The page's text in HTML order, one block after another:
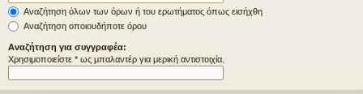
Αναζήτηση όλων των όρων ή του ερωτήματος όπως εισήχθη
Αναζήτηση οποιουδήποτε όρου
Αναζήτηση για συγγραφέα:
Χρησιμοποιείστε * ως μπαλαντέρ για μερική αντιστοιχία.